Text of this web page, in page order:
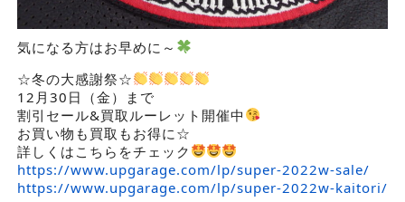
気になる方はお早めに～
☆冬の大感謝祭☆
12月30日（金）まで
割引セール&買取ルーレット開催中
お買い物も買取もお得に☆
詳しくはこちらをチェック
https://www.upgarage.com/lp/super-2022w-sale/
https://www.upgarage.com/lp/super-2022w-kaitori/